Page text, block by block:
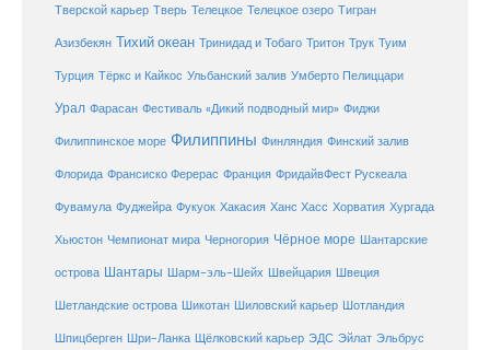
Тверской карьер Тверь Телецкое Телецкое озеро Тигран
Азизбекян Тихий океан Тринидад и Тобаго Тритон Трук Туим
Турция Тёркс и Кайкос Ульбанский залив Умберто Пелиццари
Урал Фарасан Фестиваль «Дикий подводный мир» Фиджи
Филиппинское море Филиппины Финляндия Финский залив
Флорида Франсиско Ферерас Франция ФридайвФест Рускеала
Фувамула Фуджейра Фукуок Хакасия Ханс Хасс Хорватия Хургада
Хьюстон Чемпионат мира Черногория Чёрное море Шантарские
острова Шантары Шарм-эль-Шейх Швейцария Швеция
Шетландские острова Шикотан Шиловский карьер Шотландия
Шпицберген Шри-Ланка Щёлковский карьер ЭДС Эйлат Эльбрус